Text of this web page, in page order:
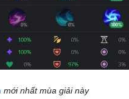
mới nhất mùa giải này